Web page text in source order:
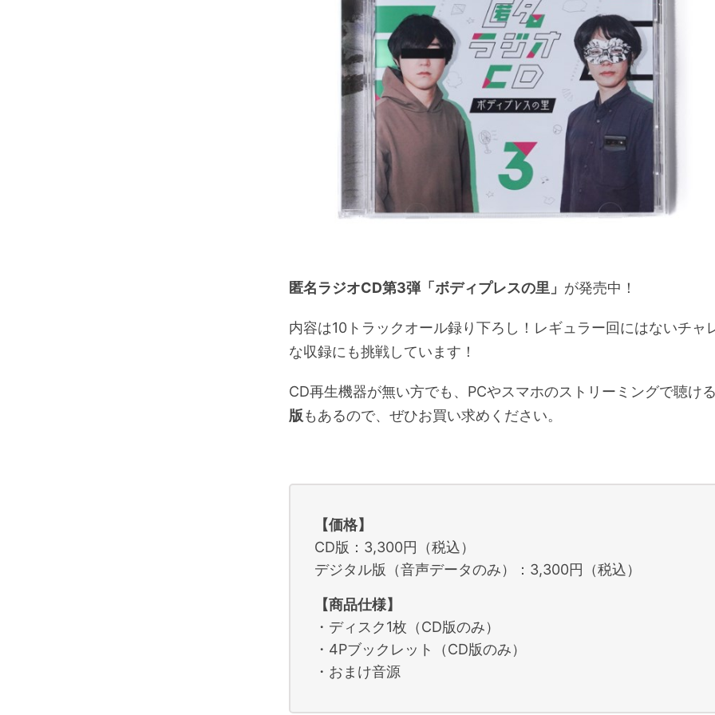
匿名ラジオCD第3弾「ボディプレスの里」 が発売中！
内容は10トラックオール録り下ろし！レギュラー回にはないチャ
な収録にも挑戦しています！
CD再生機器が無い方でも、PCやスマホのストリーミングで聴ける
版もあるので、ぜひお買い求めください。
【価格】
CD版：3,300円（税込）
デジタル版（音声データのみ）：3,300円（税込）
【商品仕様】
・ディスク1枚（CD版のみ）
・4Pブックレット（CD版のみ）
・おまけ音源